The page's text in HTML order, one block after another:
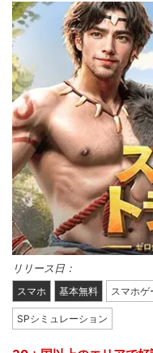
リリース日：
スマホ 基本無料 スマホゲ
SPシミュレーション